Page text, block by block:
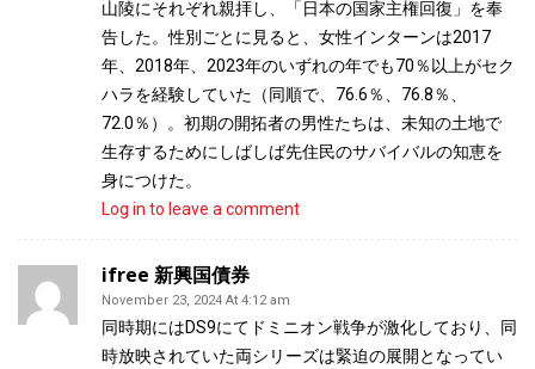
山陵にそれぞれ親拝し、「日本の国家主権回復」を奉
告した。性別ごとに見ると、女性インターンは2017
年、2018年、2023年のいずれの年でも70％以上がセク
ハラを経験していた（同順で、76.6％、76.8％、
72.0％）。初期の開拓者の男性たちは、未知の土地で
生存するためにしばしば先住民のサバイバルの知恵を
身につけた。
Log in to leave a comment
ifree 新興国債券
November 23, 2024 At 4:12 am
同時期にはDS9にてドミニオン戦争が激化しており、同
時放映されていた両シリーズは緊迫の展開となってい